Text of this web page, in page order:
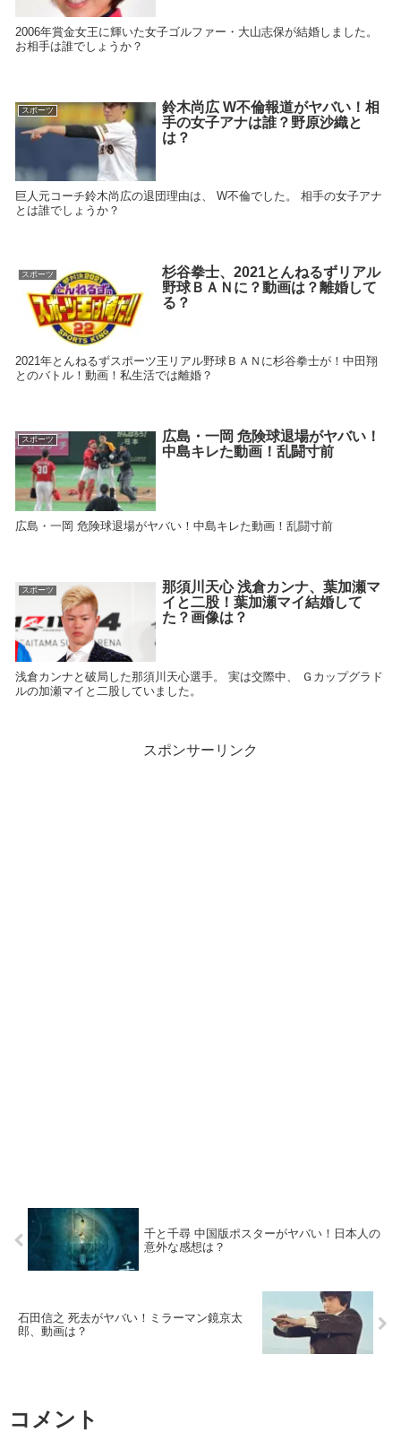
2006年賞金女王に輝いた女子ゴルファー・大山志保が結婚しました。
お相手は誰でしょうか？
スポーツ
鈴木尚広 W不倫報道がヤバい！相
手の女子アナは誰？野原沙織と
は？
巨人元コーチ鈴木尚広の退団理由は、 W不倫でした。 相手の女子アナ
とは誰でしょうか？
スポーツ
杉谷拳士、2021とんねるずリアル
野球ＢＡＮに？動画は？離婚して
る？
2021年とんねるずスポーツ王リアル野球ＢＡＮに杉谷拳士が！中田翔
とのバトル！動画！私生活では離婚？
スポーツ
広島・一岡 危険球退場がヤバい！
中島キレた動画！乱闘寸前
広島・一岡 危険球退場がヤバい！中島キレた動画！乱闘寸前
スポーツ
那須川天心 浅倉カンナ、葉加瀬マ
イと二股！葉加瀬マイ結婚して
た？画像は？
浅倉カンナと破局した那須川天心選手。 実は交際中、 Ｇカップグラド
ルの加瀬マイと二股していました。
スポンサーリンク
千と千尋 中国版ポスターがヤバい！日本人の
意外な感想は？
石田信之 死去がヤバい！ミラーマン鏡京太
郎、動画は？
コメント